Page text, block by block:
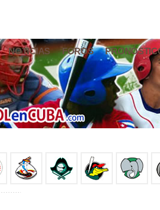
NOTICIAS FOROS